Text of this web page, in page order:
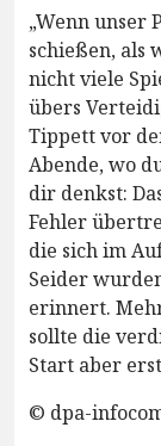
„Wenn unser
schießen, als
nicht viele
übers
Tippett vor
Abende, wo
dir denkst:
Fehler
die sich im
Seider
erinnert.
sollte die
Start aber
© dpa-